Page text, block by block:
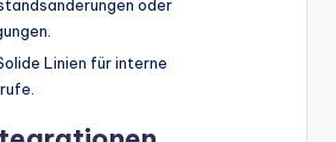
oder
Linien für interne